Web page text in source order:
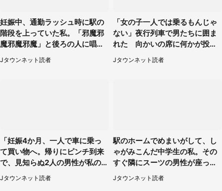
妊娠中、通勤ラッシュ時に駅の
階段を上っていた私。「邪魔邪
魔邪魔邪魔」と後ろの人に唱え
られて（神奈川県・30代女性）
Jタウンネット読者
「女の子一人では乗るもんじゃ
ない」夜行列車で男たちに囲ま
れた 向かいの席に何かが投げ
られて（秋田県・60代女性）
Jタウンネット読者
「妊娠4か月、一人で車に乗っ
て買い物へ。帰りにピンチ到来
で、見知らぬ2人の男性が私の車
を...」（30代女性）
Jタウンネット読者
駅のホームでめまいがして、し
ゃがみこんだ中学生の私。その
すぐ隣にスーツの男性が座って
きて（千葉県・20代女性）
Jタウンネット読者